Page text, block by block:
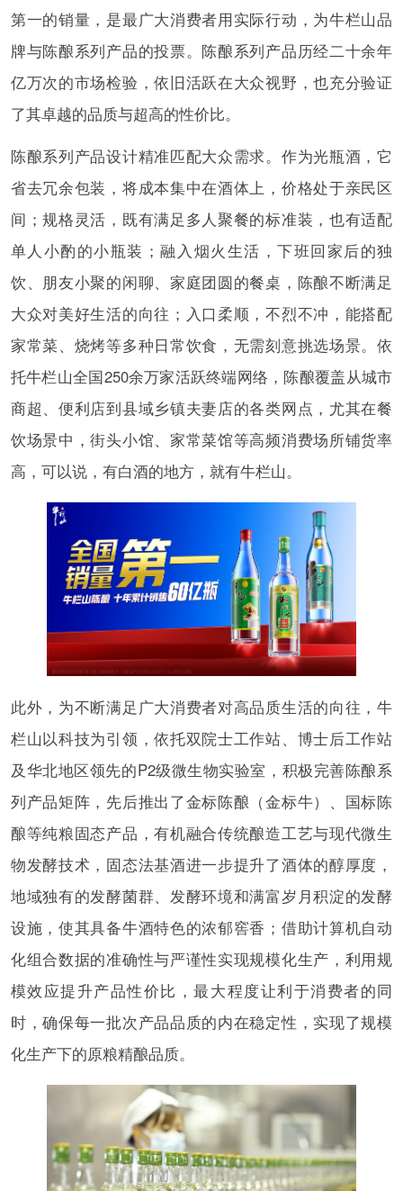
第一的销量，是最广大消费者用实际行动，为牛栏山品
牌与陈酿系列产品的投票。陈酿系列产品历经二十余年
亿万次的市场检验，依旧活跃在大众视野，也充分验证
了其卓越的品质与超高的性价比。
陈酿系列产品设计精准匹配大众需求。作为光瓶酒，它
省去冗余包装，将成本集中在酒体上，价格处于亲民区
间；规格灵活，既有满足多人聚餐的标准装，也有适配
单人小酌的小瓶装；融入烟火生活，下班回家后的独
饮、朋友小聚的闲聊、家庭团圆的餐桌，陈酿不断满足
大众对美好生活的向往；入口柔顺，不烈不冲，能搭配
家常菜、烧烤等多种日常饮食，无需刻意挑选场景。依
托牛栏山全国250余万家活跃终端网络，陈酿覆盖从城市
商超、便利店到县域乡镇夫妻店的各类网点，尤其在餐
饮场景中，街头小馆、家常菜馆等高频消费场所铺货率
高，可以说，有白酒的地方，就有牛栏山。
此外，为不断满足广大消费者对高品质生活的向往，牛
栏山以科技为引领，依托双院士工作站、博士后工作站
及华北地区领先的P2级微生物实验室，积极完善陈酿系
列产品矩阵，先后推出了金标陈酿（金标牛）、国标陈
酿等纯粮固态产品，有机融合传统酿造工艺与现代微生
物发酵技术，固态法基酒进一步提升了酒体的醇厚度，
地域独有的发酵菌群、发酵环境和满富岁月积淀的发酵
设施，使其具备牛酒特色的浓郁窖香；借助计算机自动
化组合数据的准确性与严谨性实现规模化生产，利用规
模效应提升产品性价比，最大程度让利于消费者的同
时，确保每一批次产品品质的内在稳定性，实现了规模
化生产下的原粮精酿品质。